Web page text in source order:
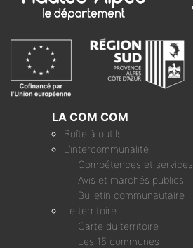
LA COM COM
Boîte à outils
L’intercommunalité
Compétences et services
Avis et marchés publics
Bulletin communautaire
Le territoire
Carte du territoire
Les 15 communes